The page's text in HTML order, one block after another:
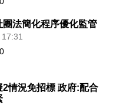
團法簡化程序優化監管
0
2情況免招標 政府:配合